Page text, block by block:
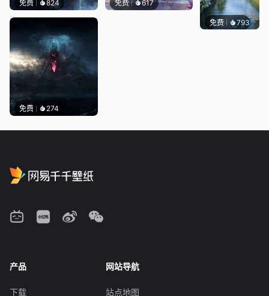
免费 824 免费 617
免费 274
免费 793叮叮
产品
下载
网站导航
站点地图